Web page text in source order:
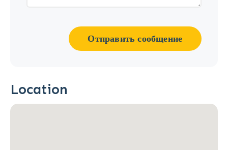
Отправить сообщение
Location